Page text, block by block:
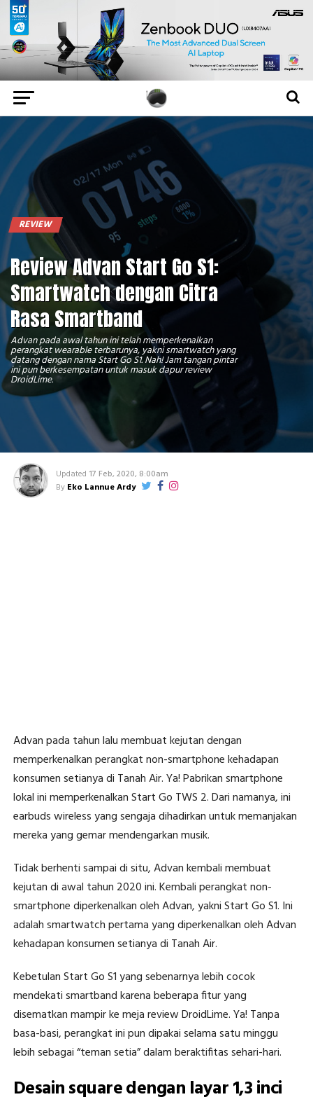
REVIEW
Review Advan Start Go S1:
Smartwatch dengan Citra
Rasa Smartband
Advan pada awal tahun ini telah memperkenalkan
perangkat wearable terbarunya, yakni smartwatch yang
datang dengan nama Start Go S1. Nah! Jam tangan pintar
ini pun berkesempatan untuk masuk dapur review
DroidLime.
Updated 17 Feb, 2020, 8:00am
By Eko Lannue Ardy
Advan pada tahun lalu membuat kejutan dengan
memperkenalkan perangkat non-smartphone kehadapan
konsumen setianya di Tanah Air. Ya! Pabrikan smartphone
lokal ini memperkenalkan Start Go TWS 2. Dari namanya, ini
earbuds wireless yang sengaja dihadirkan untuk memanjakan
mereka yang gemar mendengarkan musik.
Tidak berhenti sampai di situ, Advan kembali membuat
kejutan di awal tahun 2020 ini. Kembali perangkat non-
smartphone diperkenalkan oleh Advan, yakni Start Go S1. Ini
adalah smartwatch pertama yang diperkenalkan oleh Advan
kehadapan konsumen setianya di Tanah Air.
Kebetulan Start Go S1 yang sebenarnya lebih cocok
mendekati smartband karena beberapa fitur yang
disematkan mampir ke meja review DroidLime. Ya! Tanpa
basa-basi, perangkat ini pun dipakai selama satu minggu
lebih sebagai “teman setia” dalam beraktifitas sehari-hari.
Desain square dengan layar 1,3 inci